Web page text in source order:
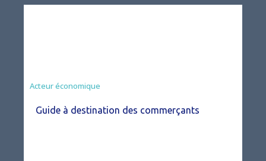
Acteur économique
Guide à destination des commerçants